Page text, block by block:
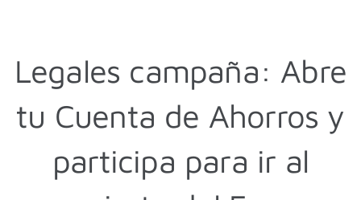
Legales campaña: Abre
tu Cuenta de Ahorros y
participa para ir al